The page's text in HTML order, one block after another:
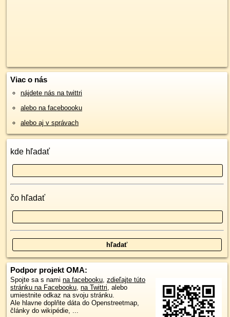
Viac o nás
nájdete nás na twittri
alebo na faceboooku
alebo aj v správach
kde hľadať
čo hľadať
Podpor projekt OMA:
Spojte sa s nami na facebooku, zdieľajte túto
stránku na Facebooku, na Twittri, alebo
umiestnite odkaz na svoju stránku.
Ale hlavne doplňte dáta do Openstreetmap,
články do wikipédie, ...